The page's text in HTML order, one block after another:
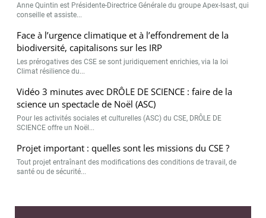
Anne Quintin est Présidente-Directrice Générale du groupe Apex-Isast, qui
conseille et assiste...
Face à l’urgence climatique et à l’effondrement de la
biodiversité, capitalisons sur les IRP
Les prérogatives des CSE se sont juridiquement enrichies, via la loi
Climat résilience du...
Vidéo 3 minutes avec DRÔLE DE SCIENCE : faire de la
science un spectacle de Noël (ASC)
Pour les activités sociales et culturelles (ASC) du CSE, DRÔLE DE
SCIENCE offre un Noël...
Projet important : quelles sont les missions du CSE ?
Tout projet entraînant des modifications des conditions de travail, de
santé ou de sécurité...